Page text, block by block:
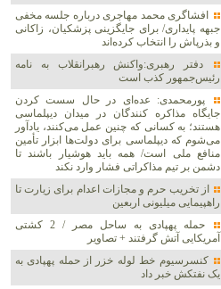
افشاگری محمد مهاجری درباره جلسه مخفی
جبهه پایداری/ برای جایگزینی پزشکیان، زاکانی
و بذرپاش را انتخاب کرده‌اند
دفتر رهبری:واکنش رهبرانقلاب به نامه
رئیس‌جمهور کذب است
پورمحمدی: عده‌ای در حال سست کردن
جایگاه مذاکره کنندگان در میدان دیپلماسی
هستند؛ به کسانی که چنین عمل می‌کنند، یادآور
می‌شوم که دیپلماسی برای دولت‌ها ابزار تأمین
منافع ملی است/ همه باید هوشیار باشند تا
دشمن بر تیم مذاکراتی فشار وارد نکند
از تخریب حرم و مجازات اعدام برای زیارت تا
راهپیمایی میلیونی اربعین
حمله پهپادی به ساحل مصر / 2 کشتی
آمریکایی آتش گرفتند + تصاویر
کنسرسیوم خط لوله خزر از حمله پهپادی به
یک نفتکش خبر داد